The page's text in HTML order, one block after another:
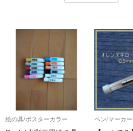
絵の具/ポスターカラー ペン/マーカー